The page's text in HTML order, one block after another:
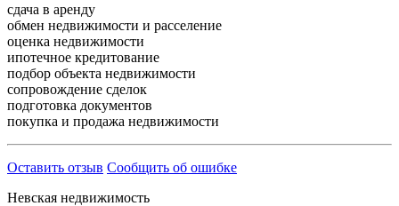
сдача в аренду
обмен недвижимости и расселение
оценка недвижимости
ипотечное кредитование
подбор объекта недвижимости
сопровождение сделок
подготовка документов
покупка и продажа недвижимости
Оставить отзыв Сообщить об ошибке
Невская недвижимость